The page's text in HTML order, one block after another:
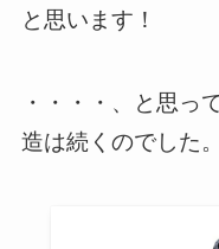
と思います！
・・・・、と思っ
造は続くのでした。